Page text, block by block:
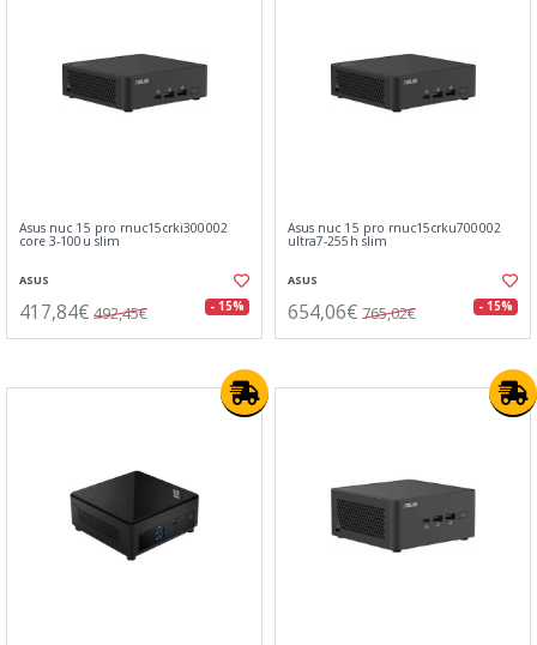
Asus nuc 15 pro rnuc15crki300002
core 3-100u slim
ASUS
417,84€ 492,45€ - 15%
Asus nuc 15 pro rnuc15crku700002
ultra7-255h slim
ASUS
654,06€ 765,02€ - 15%